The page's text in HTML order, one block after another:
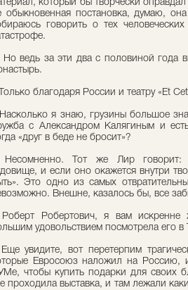
который бы творчески
обыкновенная постановка, думаю,
говорить о тех
Но ведь за эти два с половиной года
благодаря России и театру «Et
я знаю, грузины большое
с Александром Калягиным и
«друг в беде не бросит»?
Тот же Лир говорит:
и если оно окажется внутри
Это одно из самых
Внешне, казалось бы, все
Робертович, я вам искренне
удовольствием посмотрела его
увидите, вот перетерпим
Евросоюз наложил на Россию,
чтобы купить подарки для своих
проходила выставка, и там лежали